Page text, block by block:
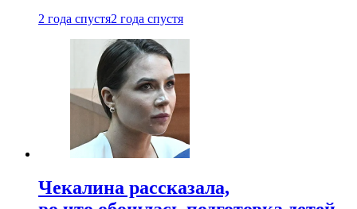
2 года спустя2 года спустя
Чекалина рассказала,